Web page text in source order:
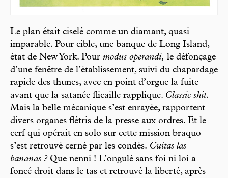
Le plan était ciselé comme un diamant, quasi
imparable. Pour cible, une banque de Long Island,
état de New York. Pour modus operandi, le défonçage
d’une fenêtre de l’établissement, suivi du chapardage
rapide des thunes, avec en point d’orgue la fuite
avant que la satanée flicaille rapplique. Classic shit.
Mais la belle mécanique s’est enrayée, rapportent
divers organes flétris de la presse aux ordres. Et le
cerf qui opérait en solo sur cette mission braquo
s’est retrouvé cerné par les condés. Cuitas las
bananas ?Que nenni ! L’ongulé sans foi ni loi a
foncé droit dans le tas et retrouvé la liberté, après